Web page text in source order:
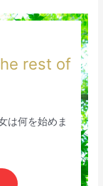
rest of
は何を始めま